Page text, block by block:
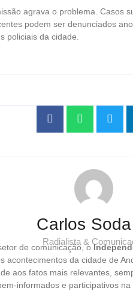
agrava o problema. Casos
podem ser denunciados
policiais da cidade.
Carlos
Radialista &
de comunicação, o
acontecimentos da cidade de
aos fatos mais relevantes,
informados e participativos